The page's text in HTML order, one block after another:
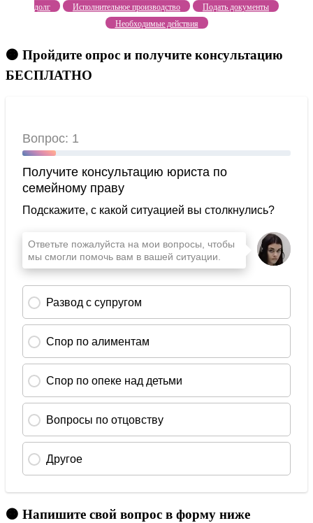
долг
Исполнительное производство
Подать документы
Необходимые действия
🟠 Пройдите опрос и получите консультацию
БЕСПЛАТНО
🟠 Напишите свой вопрос в форму ниже